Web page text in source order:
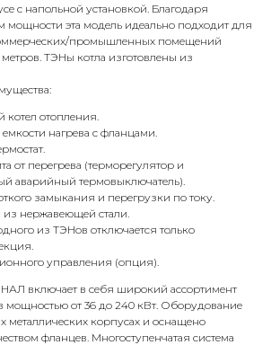
с напольной установкой. Благодаря
мощности эта модель идеально подходит для
промышленных помещений
ТЭНы котла изготовлены из
котел отопления.
нагрева с фланцами.
от перегрева (терморегулятор и
аварийный термовыключатель).
замыкания и перегрузки по току.
нержавеющей стали.
из ТЭНов отключается только
управления (опция).
включает в себя широкий ассортимент
мощностью от 36 до 240 кВт. Оборудование
металлических корпусах и оснащено
фланцев. Многоступенчатая система
шоссе,